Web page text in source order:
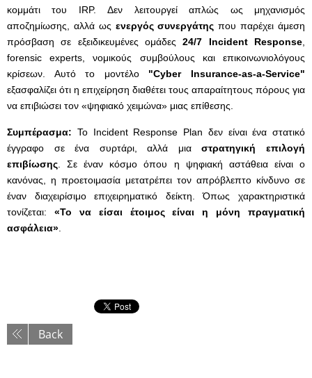
κομμάτι του IRP. Δεν λειτουργεί απλώς ως μηχανισμός
αποζημίωσης, αλλά ως ενεργός συνεργάτης που παρέχει άμεση
πρόσβαση σε εξειδικευμένες ομάδες24/7 IncidentResponse
forensic experts, νομικούς συμβούλους και επικοινωνιολόγους
κρίσεων. Αυτό το μοντέλο "CyberInsurance-as-a-Service"
εξασφαλίζει ότι η επιχείρηση διαθέτει τους απαραίτητους πόρους για
να επιβιώσει τον «ψηφιακό χειμώνα» μιας επίθεσης.
Συμπέρασμα: Το Incident Response Plan δεν είναι ένα στατικό
έγγραφο σε ένα συρτάρι, αλλά μιαστρατηγική επιλογή
επιβίωσης . Σε έναν κόσμο όπου η ψηφιακή αστάθεια είναι ο
κανόνας, η προετοιμασία μετατρέπει τον απρόβλεπτο κίνδυνο σε
έναν διαχειρίσιμο επιχειρηματικό δείκτη. Όπως χαρακτηριστικά
τονίζεται: «Το να είσαι έτοιμος είναι η μόνη πραγματική
ασφάλεια»
Back